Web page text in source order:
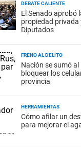
DEBATE CALIENTE
El Senado aprobó
propiedad privada
Diputados
FRENO AL DELITO
Nación se sumó
bloquear los
provincia
HERRAMIENTAS
Cómo afilar un
para mejorar el